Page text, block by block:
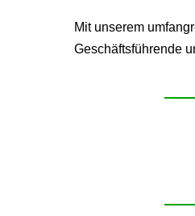
Mit unserem
Geschäftsführende